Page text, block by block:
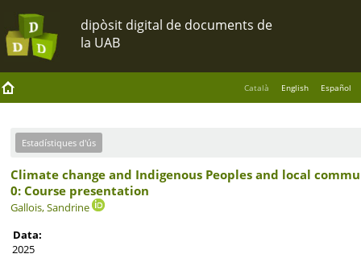
Català English Español
Estadístiques d'ús
Climate change and Indigenous Peoples and local
0: Course presentation
Gallois, Sandrine
Data:
2025